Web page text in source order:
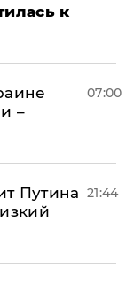
к
–
07:00
Путина 21:44